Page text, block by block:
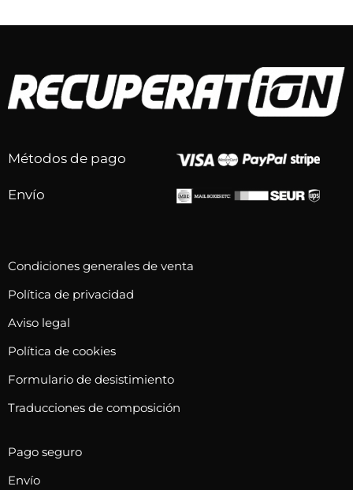
Métodos de pago
Envío
Condiciones generales de venta
Política de privacidad
Aviso legal
Política de cookies
Formulario de desistimiento
Traducciones de composición
Pago seguro
Envío